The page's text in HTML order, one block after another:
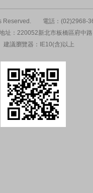
Reserved.
電話：(02)2968-
址：220052新北市板橋區府中
建議瀏覽器：IE10(含)以上